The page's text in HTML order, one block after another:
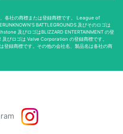
各社の商標または登録商標です。 League of
BATTLEGROUNDS 及びそのロゴは
及びロゴはBLIZZARD ENTERTAINMENT の登
びロゴは Valve Corporation の登録商標です。
録商標です。その他の会社名、製品名は各社の商